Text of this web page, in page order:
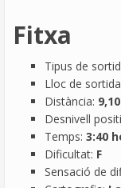
Fitxa
Tipus de
Lloc de
Distància:
Desnivell
Temps: 3:40
Dificultat: F
Sensació de